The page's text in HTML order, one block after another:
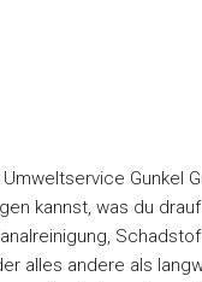
Umweltservice Gunkel
kannst, was du
alles andere als